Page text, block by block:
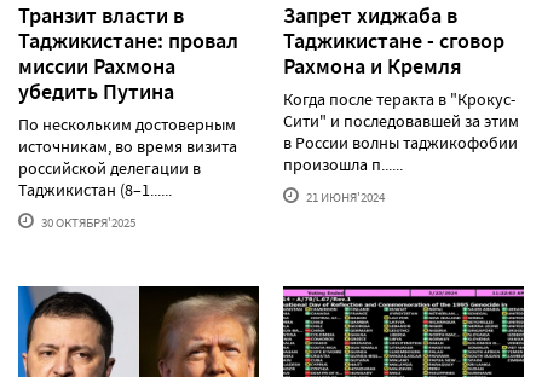
Транзит власти в
Таджикистане: провал
миссии Рахмона
убедить Путина
По нескольким достоверным
источникам, во время визита
российской делегации в
Таджикистан (8–1......
30 ОКТЯБРЯ'2025
Запрет хиджаба в
Таджикистане - сговор
Рахмона и Кремля
Когда после теракта в "Крокус-
Сити" и последовавшей за этим
в России волны таджикофобии
произошла п......
21 ИЮНЯ'2024